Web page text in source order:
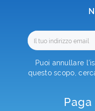
Puoi annullare
questo scopo,